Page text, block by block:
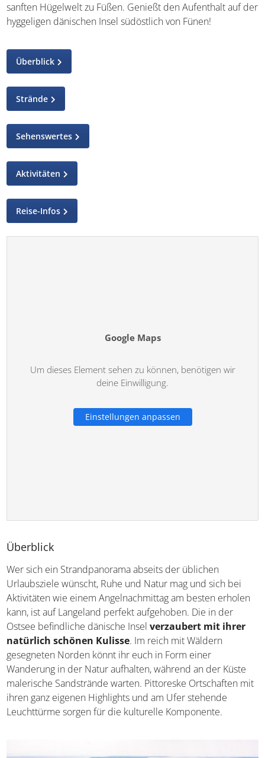
sanften Hügelwelt zu Füßen. Genießt den Aufenthalt auf der
hyggeligen dänischen Insel südöstlich von Fünen!
Überblick
Strände
Sehenswertes
Aktivitäten
Reise-Infos
Google Maps
Um dieses Element sehen zu können, benötigen wir
deine Einwilligung.
Einstellungen anpassen
Überblick
Wer sich ein Strandpanorama abseits der üblichen
Urlaubsziele wünscht, Ruhe und Natur mag und sich bei
Aktivitäten wie einem Angelnachmittag am besten erholen
kann, ist auf Langeland perfekt aufgehoben. Die in der
Ostsee befindliche dänische Inselverzaubert mit ihrer
natürlich schönen Kulisse. Im reich mit Wäldern
gesegneten Norden könnt ihr euch in Form einer
Wanderung in der Natur aufhalten, während an der Küste
malerische Sandstrände warten. Pittoreske Ortschaften mit
ihren ganz eigenen Highlights und am Ufer stehende
Leuchttürme sorgen für die kulturelle Komponente.